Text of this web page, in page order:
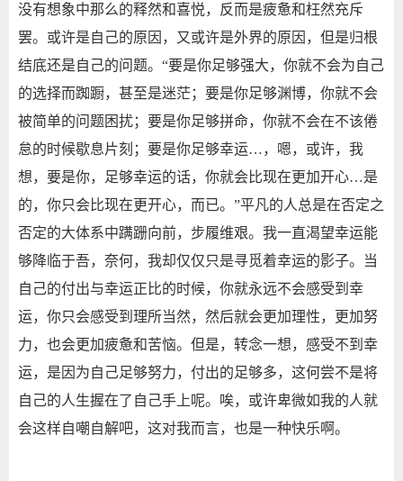
没有想象中那么的释然和喜悦，反而是疲惫和枉然充斥
罢。或许是自己的原因，又或许是外界的原因，但是归根
结底还是自己的问题。“要是你足够强大，你就不会为自己
的选择而踟蹰，甚至是迷茫；要是你足够渊博，你就不会
被简单的问题困扰；要是你足够拼命，你就不会在不该倦
怠的时候歇息片刻；要是你足够幸运…，嗯，或许，我
想，要是你，足够幸运的话，你就会比现在更加开心…是
的，你只会比现在更开心，而已。”平凡的人总是在否定之
否定的大体系中蹒跚向前，步履维艰。我一直渴望幸运能
够降临于吾，奈何，我却仅仅只是寻觅着幸运的影子。当
自己的付出与幸运正比的时候，你就永远不会感受到幸
运，你只会感受到理所当然，然后就会更加理性，更加努
力，也会更加疲惫和苦恼。但是，转念一想，感受不到幸
运，是因为自己足够努力，付出的足够多，这何尝不是将
自己的人生握在了自己手上呢。唉，或许卑微如我的人就
会这样自嘲自解吧，这对我而言，也是一种快乐啊。